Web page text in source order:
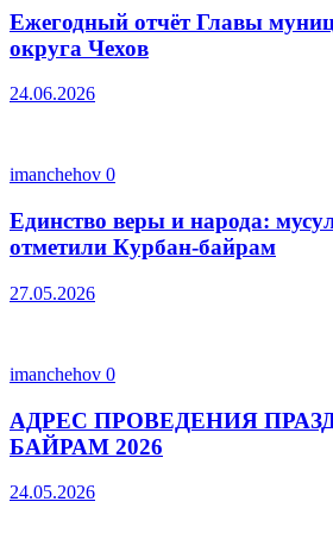
Ежегодный отчёт Главы
округа Чехов
24.06.2026
imanchehov 0
Единство веры и народа:
отметили Курбан-байрам
27.05.2026
imanchehov 0
АДРЕС ПРОВЕДЕНИЯ
БАЙРАМ 2026
24.05.2026